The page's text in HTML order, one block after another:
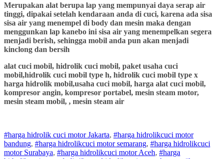
Merupakan alat berupa lap yang mempunyai daya serap air
tinggi, dipakai setelah kendaraan anda di cuci, karena ada sisa
sisa air yang menempel di body dan mesin maka dengan
menggunkan lap kanebo ini sisa air yang menempelkan segera
menjadi berish, sehingga mobil anda pun akan menjadi
kinclong dan bersih
alat cuci mobil, hidrolik cuci mobil, paket usaha cuci
mobil,hidrolik cuci mobil type h, hidrolik cuci mobil type x
harga hidrolik mobil,usaha cuci mobil, harga alat cuci mobil,
kompresor angin, kompresor portabel, mesin steam motor,
mesin steam mobil, , mesin steam air
#harga hidrolik cuci motor Jakarta, #harga hidrolikcuci motor
bandung, #harga hidrolikcuci motorsemarang, #harga hidrolikcuci
motorSurabaya, #harga hidrolikcuci motorAceh, #harga